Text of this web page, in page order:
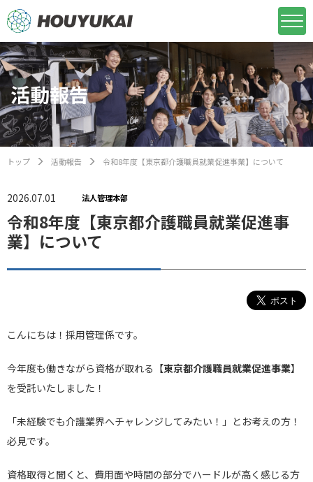
活動報告
トップ 活動報告 令和8年度【東京都介護職員就業促進事業】について
2026.07.01 法人管理本部
令和8年度【東京都介護職員就業促進事
業】について
こんにちは！採用管理係です。
今年度も働きながら資格が取れる【東京都介護職員就業促進事業】
を受託いたしました！
「未経験でも介護業界へチャレンジしてみたい！」とお考えの方！
必見です。
資格取得と聞くと、費用面や時間の部分でハードルが高く感じる方